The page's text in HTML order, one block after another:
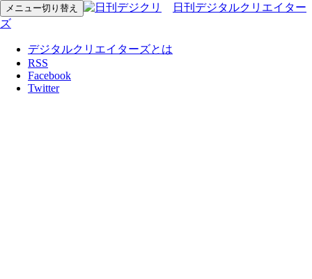
メニュー切り替え
日刊デジタルクリエイター
ズ
デジタルクリエイターズとは
RSS
Facebook
Twitter